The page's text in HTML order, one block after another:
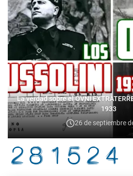
La verdad sobre el OVNI
1933
26 de septiembre